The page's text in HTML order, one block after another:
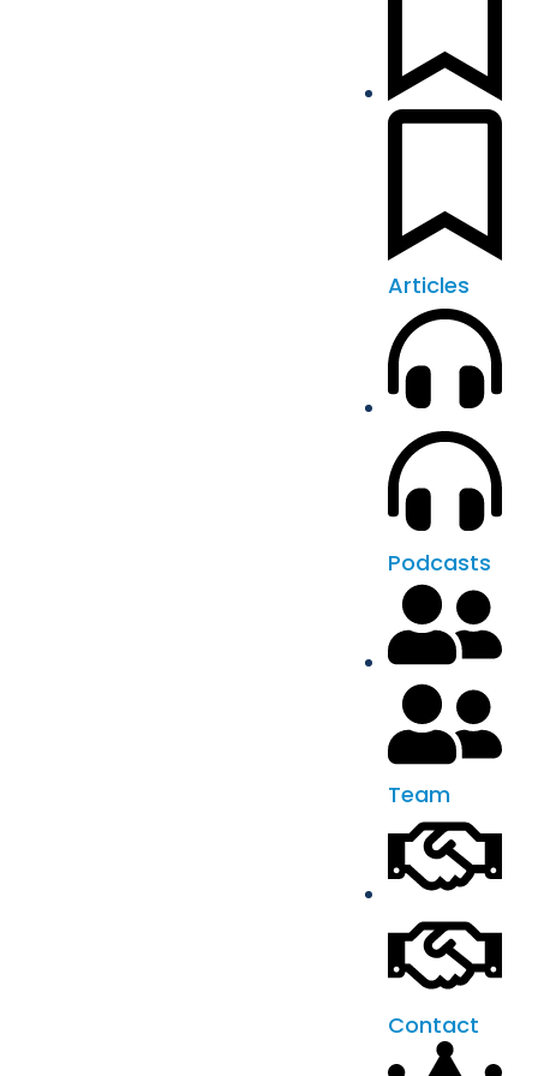
Articles
Podcasts
Team
Contact